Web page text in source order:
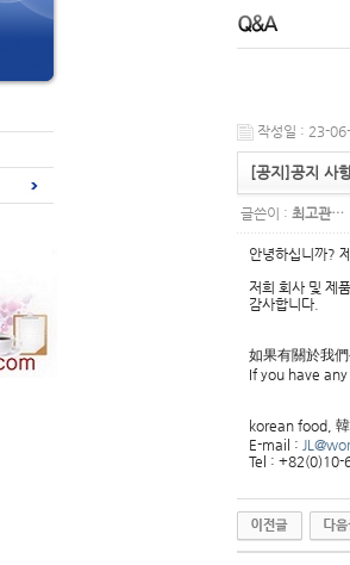
작성일 : 23-
[공지]공지
글쓴이 : 최고관…
안녕하십니까?
저희 회사 및 제
감사합니다.
如果有關於我
If you have
korean food,
E-mail :
Tel :